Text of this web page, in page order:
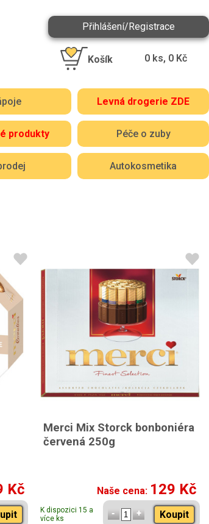
Přihlášení/Registrace
Košík 0 ks, 0 Kč
Levná drogerie ZDE
produkty Péče o zuby
Autokosmetika
Kč
Merci Mix Storck bonboniéra
červená 250g
Naše cena: 129 Kč
K dispozici 15 a
více ks
Koupit